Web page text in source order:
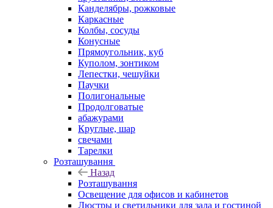
Канделябры, рожковые
Каркасные
Колбы, сосуды
Конусные
Прямоугольник, куб
Куполом, зонтиком
Лепестки, чешуйки
Паучки
Полигональные
Продолговатые
абажурами
Круглые, шар
свечами
Тарелки
Розташування
Назад
Розташування
Освещение для офисов и кабинетов
Люстры и светильники для зала и гостиной